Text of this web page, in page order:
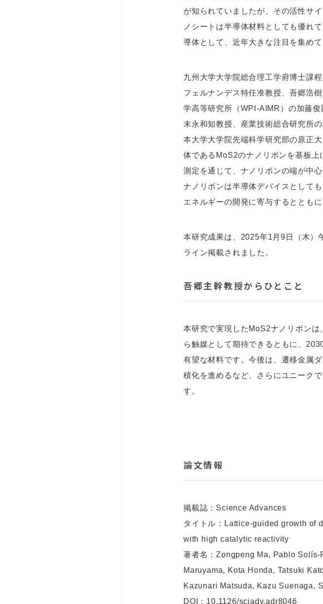
が知られていましたが、その活性サ
ノシートは半導体材料としても優れ
導体として、近年大きな注目を集めて
九州大学大学院総合理工学府博士課
フェルナンデス特任准教授、吾郷浩
学高等研究所（WPI-AIMR）の加藤
末永和知教授、産業技術総合研究所
本大学大学院先端科学研究部の原正
体であるMoS2のナノリボンを基板
測定を通じて、ナノリボンの端が中
ナノリボンは半導体デバイスとして
エネルギーの開発に寄与するととも
本研究成果は、2025年1月9日（木）
ライン掲載されました。
吾郷主幹教授からひとこと
本研究で実現したMoS2ナノリボン
ら触媒として期待できるともに、
有望な材料です。今後は、遷移金属
積化を進めるなど、さらにユニーク
す。
論文情報
掲載誌：Science Advances
タイトル：Lattice-guided growth
with high catalytic reactivity
著者名：Zongpeng Ma, Pablo
Maruyama, Kota Honda, Tatsuki
Kazunari Matsuda, Kazu Suenaga,
DOI： 10.1126/sciadv.adr8046